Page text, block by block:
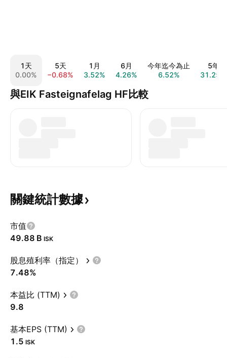
1天
0.00%
5天
−0.68%
1月
3.52%
6月
4.26%
今年迄今為止
6.52%
5年
31.25%
與EIK Fasteignafelag HF比較
關鍵統計數據
市值
‪49.88 B‬ ISK
股息殖利率（指定）
7.48%
本益比 (TTM)
9.8
基本EPS (TTM)
1.5 ISK